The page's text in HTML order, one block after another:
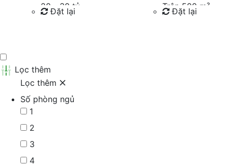
20 - 30 tỷ
30 - 40 tỷ
Đặt lại
Trên 500 m²
Đặt lại
Lọc thêm
Lọc thêm
Số phòng ngủ
1
2
3
4